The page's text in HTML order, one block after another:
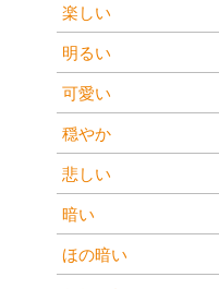
楽しい
明るい
可愛い
穏やか
悲しい
暗い
ほの暗い